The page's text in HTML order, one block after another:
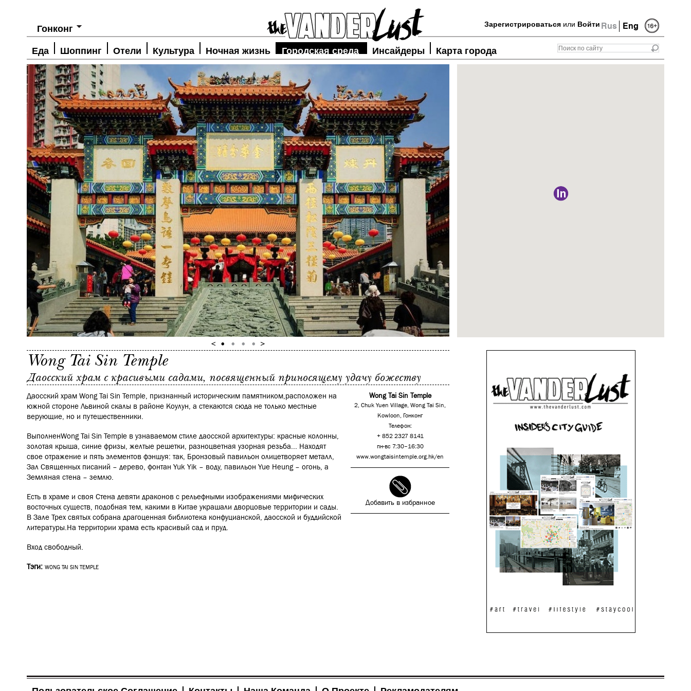
Rus Eng
Зарегистрироваться или Войти
Гонконг
Еда Шоппинг Отели Культура Ночная жизнь Городская среда Инсайдеры Карта города
Wong Tai Sin Temple
Даосский храм с красивыми садами, посвященный приносящему удачу божеству
Wong Tai Sin Temple
2, Chuk Yuen Village, Wong Tai Sin,
Kowloon, Гонконг
Телефон:
+ 852 2327 8141
пн-вс 7:30–16:30
www.wongtaisintemple.org.hk/en
Добавить в избранное
Даосский храм Wong Tai Sin Temple, признанный историческим памятником,расположен на
южной стороне Львиной скалы в районе Коулун, а стекаются сюда не только местные
верующие, но и путешественники.
ВыполненWong Tai Sin Temple в узнаваемом стиле даосской архитектуры: красные колонны,
золотая крыша, синие фризы, желтые решетки, разноцветная узорная резьба... Находят
свое отражение и пять элементов фэншуя: так, Бронзовый павильон олицетворяет металл,
Зал Священных писаний – дерево, фонтан Yuk Yik – воду, павильон Yue Heung – огонь, а
Земляная стена – землю.
Есть в храме и своя Стена девяти драконов с рельефными изображениями мифических
восточных существ, подобная тем, какими в Китае украшали дворцовые территории и сады.
В Зале Трех святых собрана драгоценная библиотека конфуцианской, даосской и буддийской
литературы.На территории храма есть красивый сад и пруд.
Вход свободный.
Тэги: WONG TAI SIN TEMPLE